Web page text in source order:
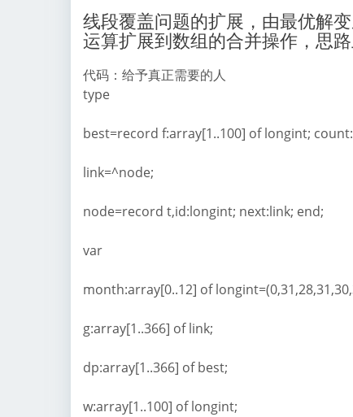
线段覆盖问题的扩展，由最优解
运算扩展到数组的合并操作，思
代码：给予真正需要的人
type
best=record f:array[1..100] of longint;
link=^node;
node=record t,id:longint; next:link; end;
var
month:array[0..12] of
g:array[1..366] of link;
dp:array[1..366] of best;
w:array[1..100] of longint;